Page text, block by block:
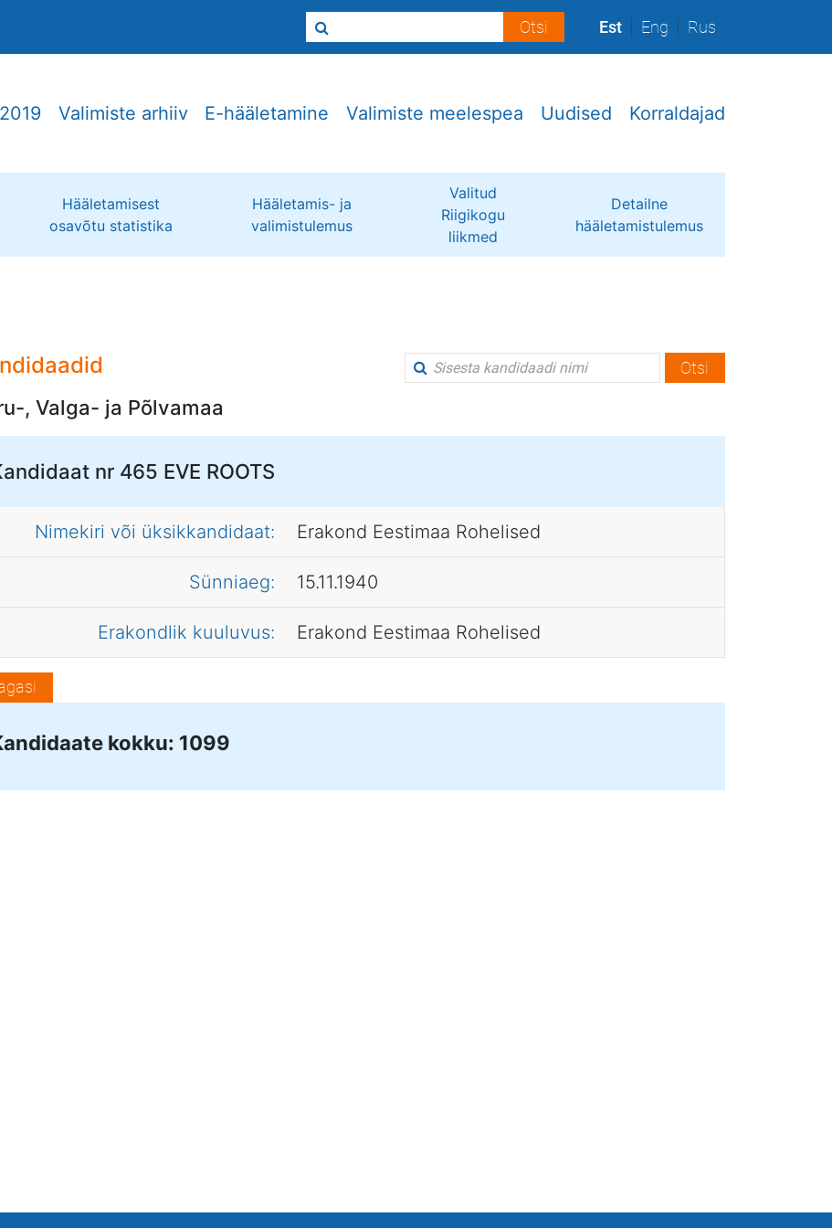
Est Eng Rus
Valimiste arhiiv E-hääletamine Valimiste meelespea Uudised Korraldajad
Hääletamisest
osavõtu statistika
Hääletamis- ja
valimistulemus
Valitud
Riigikogu
liikmed
Detailne
hääletamistulemus
Otsi
, Valga- ja Põlvamaa
nr 465 EVE ROOTS
Nimekiri või üksikkandidaat: Erakond Eestimaa Rohelised
Sünniaeg: 15.11.1940
Erakondlik kuuluvus: Erakond Eestimaa Rohelised
kokku: 1099